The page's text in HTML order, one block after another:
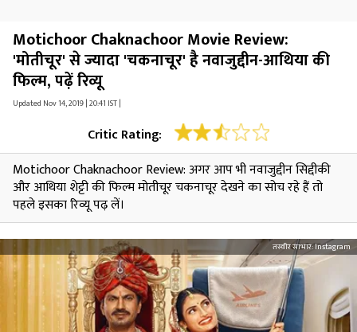
Motichoor Chaknachoor Movie Review:
'मोतीचूर' से ज्यादा 'चकनाचूर' है नवाजुद्दीन-आथिया की
फिल्म, पढ़ें रिव्यू
Updated Nov 14, 2019 | 20:41 IST |
Critic Rating:
Motichoor Chaknachoor Review: अगर आप भी नवाजुद्दीन सिद्दीकी
और आथिया शेट्टी की फिल्म मोतीचूर चकनाचूर देखने का सोच रहे हैं तो
पहले इसका रिव्यू पढ़ लें।
तस्वीर साभार:Instagram